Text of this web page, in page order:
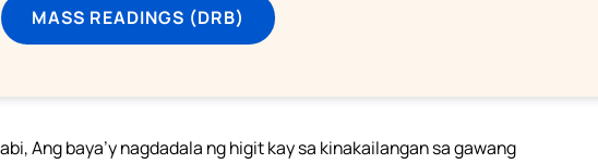
MASS READINGS (DRB)
Ang baya’y nagdadala ng higit kay sa kinakailangan sa gawang